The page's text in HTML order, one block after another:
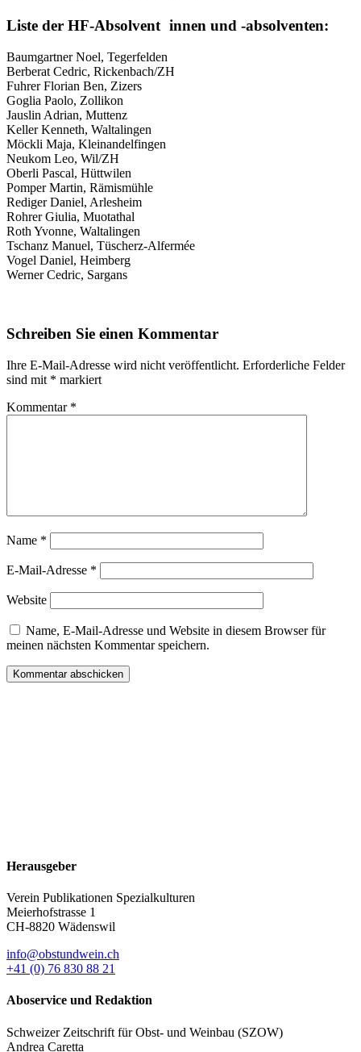
Liste der HF-Absolvent innen und -absolventen:
Baumgartner Noel, Tegerfelden
Berberat Cedric, Rickenbach/ZH
Fuhrer Florian Ben, Zizers
Goglia Paolo, Zollikon
Jauslin Adrian, Muttenz
Keller Kenneth, Waltalingen
Möckli Maja, Kleinandelfingen
Neukom Leo, Wil/ZH
Oberli Pascal, Hüttwilen
Pomper Martin, Rämismühle
Rediger Daniel, Arlesheim
Rohrer Giulia, Muotathal
Roth Yvonne, Waltalingen
Tschanz Manuel, Tüscherz-Alfermée
Vogel Daniel, Heimberg
Werner Cedric, Sargans
Schreiben Sie einen Kommentar
Ihre E-Mail-Adresse wird nicht veröffentlicht. Erforderliche Felder
sind mit * markiert
Kommentar *
Name *
E-Mail-Adresse *
Website
Name, E-Mail-Adresse und Website in diesem Browser für
meinen nächsten Kommentar speichern.
Herausgeber
Verein Publikationen Spezialkulturen
Meierhofstrasse 1
CH-8820 Wädenswil
info@obstundwein.ch
+41 (0) 76 830 88 21
Aboservice und Redaktion
Schweizer Zeitschrift für Obst- und Weinbau (SZOW)
Andrea Caretta